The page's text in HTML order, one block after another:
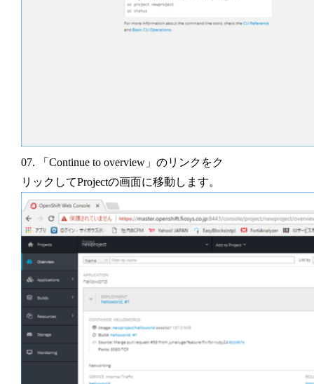
07. 「Continue to overview」のリンクをク
リックしてProjectの画面に移動します。